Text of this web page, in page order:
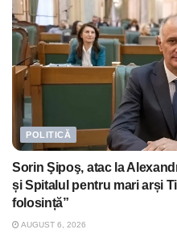
POLITICĂ
Sorin Şipoş, atac la
și Spitalul pentru mari arși
folosință”
AUGUST 6, 2026